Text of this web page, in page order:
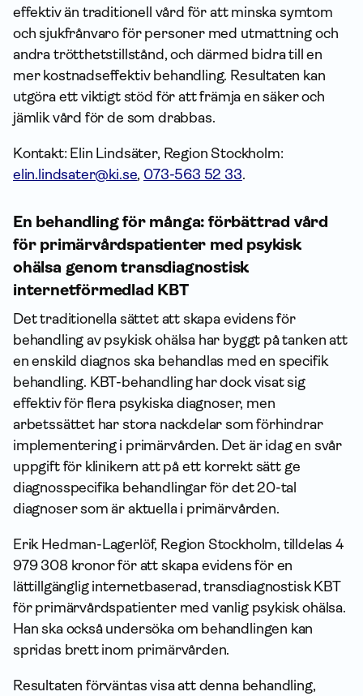
effektiv än traditionell vård för att minska symtom
och sjukfrånvaro för personer med utmattning och
andra trötthetstillstånd, och därmed bidra till en
mer kostnads­effektiv behandling. Resultaten kan
utgöra ett viktigt stöd för att främja en säker och
jämlik vård för de som drabbas.
Kontakt: Elin Lindsäter, Region Stockholm:
elin.lindsater@ki.se, 073-563 52 33.
En behandling för många: förbättrad vård
för primärvårdspatienter med psykisk
ohälsa genom transdiagnostisk
internetförmedlad KBT
Det traditionella sättet att skapa evidens för
behandling av psykisk ohälsa har byggt på tanken att
en enskild diagnos ska behandlas med en specifik
behandling. KBT-behandling har dock visat sig
effektiv för flera psykiska diagnoser, men
arbetssättet har stora nackdelar som förhindrar
implementering i primärvården. Det är idag en svår
uppgift för klinikern att på ett korrekt sätt ge
diagnosspecifika behandlingar för det 20-tal
diagnoser som är aktuella i primärvården.
Erik Hedman-Lagerlöf, Region Stockholm, tilldelas 4
979 308 kronor för att skapa evidens för en
lättillgänglig internetbaserad, transdiagnostisk KBT
för primärvårdspatienter med vanlig psykisk ohälsa.
Han ska också undersöka om behandlingen kan
spridas brett inom primärvården.
Resultaten förväntas visa att denna behandling,